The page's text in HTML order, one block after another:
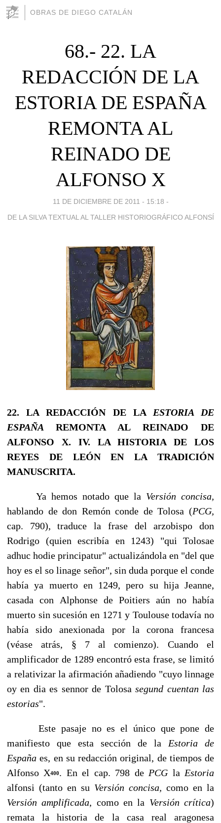
OBRAS DE DIEGO CATALÁN
68.- 22. LA
REDACCIÓN DE LA
ESTORIA DE ESPAÑA
REMONTA AL
REINADO DE
ALFONSO X
11 DE DICIEMBRE DE 2011 - 15:18 -
DE LA SILVA TEXTUAL AL TALLER HISTORIOGRÁFICO ALFONSÍ
22.LA REDACCIÓN DE LA ESTORIA DE
ESPAÑA REMONTA AL REINADO DE
ALFONSO X. IV. LA HISTORIA DE LOS
REYES DE LEÓNEN LA TRADICIÓN
MANUSCRITA.
Ya hemos notado que la Versión concisa,
hablando de don Remón conde de Tolosa (PCG,
cap. 790), traduce la frase del arzobispo don
Rodrigo (quien escribía en 1243) "qui Tolosae
adhuc hodie principatur" actualizándola en "del que
hoy es el so linage se­ñor", sin duda porque el conde
había ya muerto en 1249, pero su hija Jeanne,
casada con Alphonse de Poitiers aún no había
muerto sin sucesión en 1271 y Toulouse todavía no
había sido anexionada por la corona francesa
(véase atrás, § 7 al comienzo). Cuando el
amplificador de 1289 encontró esta frase, se limitó
a relativizar la afirmación aña­diendo "cuyo linnage
oy en dia es sennor de Tolosasegund cuentan las
estorias".
Este pasaje no es el único que pone de
manifiesto que esta sección de la Estoria de
Españaes, en su redacción original, de tiempos de
Alfonso X400. En el cap. 798 de PCG la Estoria
alfonsi (tanto en su Versión concisa, como en la
Versión amplificada, como en la Versión crítica)
remata la historia de la casa real aragonesa